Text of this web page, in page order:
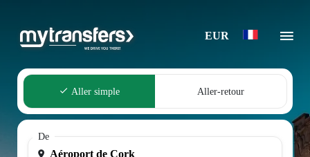
EUR
Aller simple Aller-retour
De